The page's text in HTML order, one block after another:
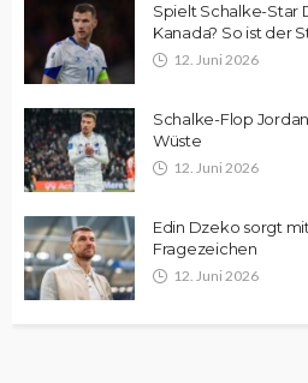
Spielt Schalke-Star
Kanada? So ist der
12. Juni 2026
Schalke-Flop
Wüste
12. Juni 2026
Edin Dzeko sorgt
Fragezeichen
12. Juni 2026